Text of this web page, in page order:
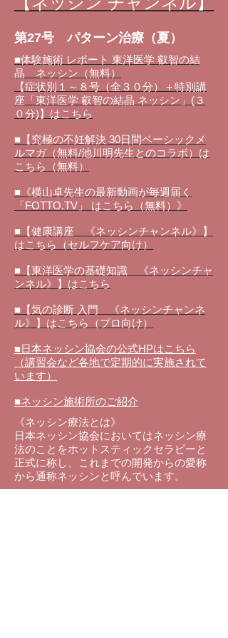
第27号 パターン治療（夏）
■体験施術 レポート 東洋医学 叡智の結
晶 ネッシン（無料）
【症状別１～８号（全３０分）＋特別講
座「東洋医学 叡智の結晶 ネッシン」(３
０分)】はこちら
■【究極の不妊解決 30日間ベーシックメ
ルマガ（無料/池川明先生とのコラボ）は
こちら（無料）
■《横山卓先生の最新動画が毎週届く
「FOTTO.TV」 はこちら（無料）》
■【健康講座 《ネッシンチャンネル》】
はこちら（セルフケア向け）
■【東洋医学の基礎知識 《ネッシンチャ
ンネル》】はこちら
■【気の診断 入門 《ネッシンチャンネ
ル》】はこちら（プロ向け）
■日本ネッシン協会の公式HPはこちら
（講習会など各地で定期的に実施されて
います）
■ネッシン施術所のご紹介
《ネッシン療法とは》
日本ネッシン協会においてはネッシン療
法のことをホットスティックセラピーと
正式に称し、これまでの開発からの愛称
から通称ネッシンと呼んでいます。